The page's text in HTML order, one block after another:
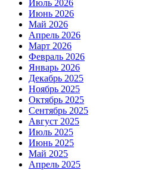
Июль 2026
Июнь 2026
Май 2026
Апрель 2026
Март 2026
Февраль 2026
Январь 2026
Декабрь 2025
Ноябрь 2025
Октябрь 2025
Сентябрь 2025
Август 2025
Июль 2025
Июнь 2025
Май 2025
Апрель 2025